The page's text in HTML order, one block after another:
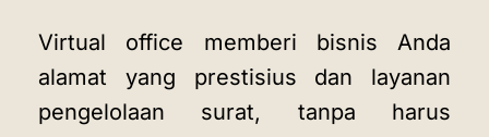
Virtual office memberi bisnis Anda
alamat yang prestisius dan layanan
pengelolaan surat, tanpa harus